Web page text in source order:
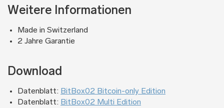
Weitere Informationen
Made in Switzerland
2 Jahre Garantie
Download
Datenblatt: BitBox02 Bitcoin-only Edition
Datenblatt: BitBox02 Multi Edition